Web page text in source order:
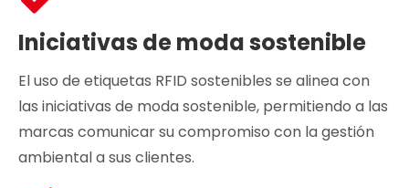
Iniciativas de moda sostenible
El uso de etiquetas RFID sostenibles se alinea con
las iniciativas de moda sostenible, permitiendo a las
marcas comunicar su compromiso con la gestión
ambiental a sus clientes.